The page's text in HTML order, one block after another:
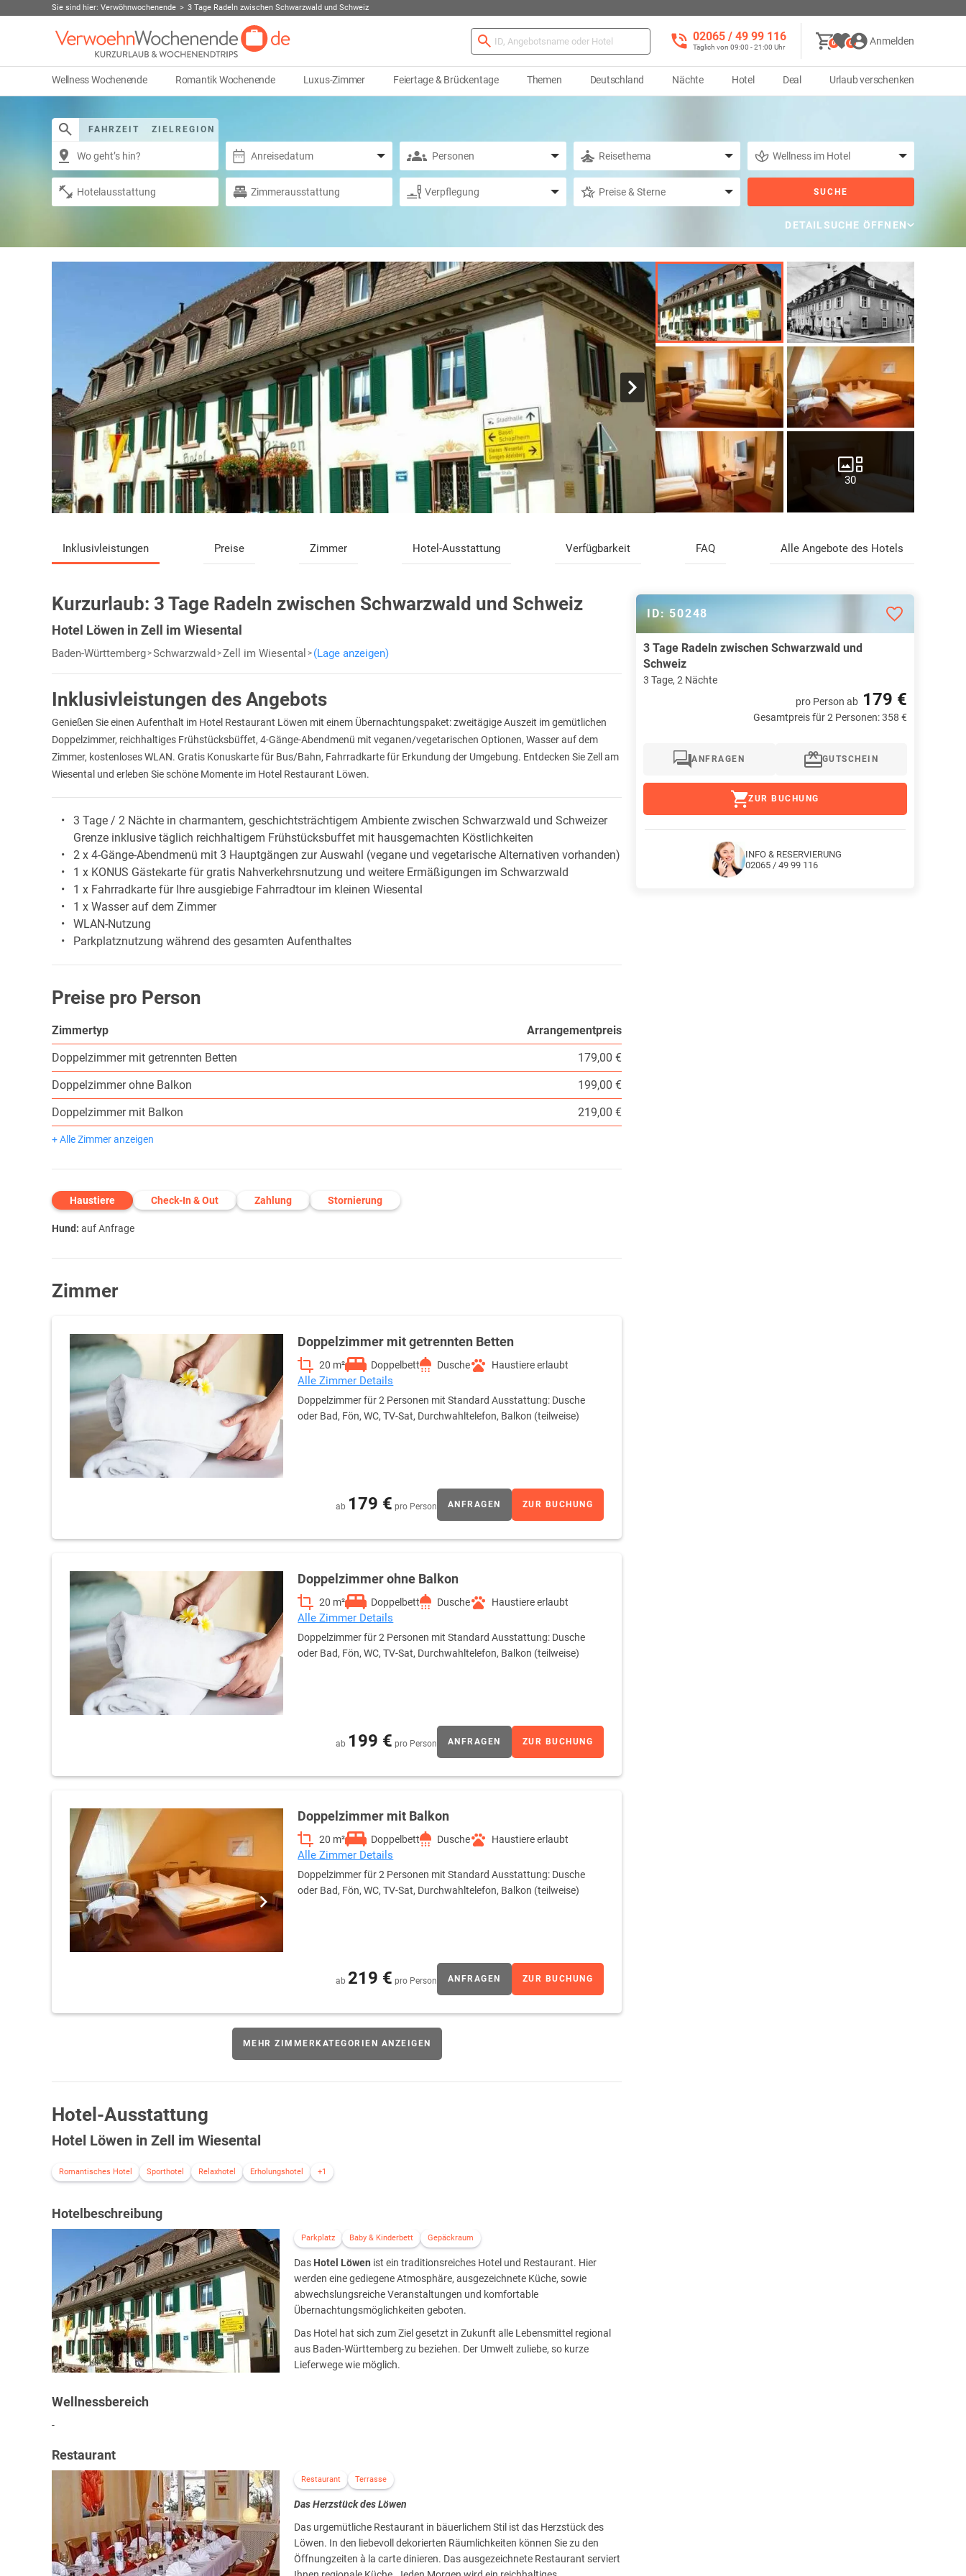
Sie sind hier: Verwöhnwochenende 3 Tage Radeln zwischen Schwarzwald und Schweiz
02065 / 49 ‌99 116
Täglich von 09:00 - 21:00 Uhr
0 0 Anmelden
Wellness Wochenende Romantik Wochenende Luxus-Zimmer Feiertage & Brückentage Themen Deutschland Nächte Hotel Deal Urlaub verschenken
FAHRZEIT ZIELREGION
SUCHE
DETAILSUCHE ÖFFNEN
30
Inklusivleistungen Preise Zimmer Hotel-Ausstattung Verfügbarkeit FAQ Alle Angebote des Hotels
Kurzurlaub: 3 Tage Radeln zwischen Schwarzwald und Schweiz
Hotel Löwen in Zell im Wiesental
Baden-Württemberg Schwarzwald Zell im Wiesental (Lage anzeigen)
Inklusivleistungen des Angebots
Genießen Sie einen Aufenthalt im Hotel Restaurant Löwen mit einem Übernachtungspaket: zweitägige Auszeit im gemütlichen
Doppelzimmer, reichhaltiges Frühstücksbüffet, 4-Gänge-Abendmenü mit veganen/vegetarischen Optionen, Wasser auf dem
Zimmer, kostenloses WLAN. Gratis Konuskarte für Bus/Bahn, Fahrradkarte für Erkundung der Umgebung. Entdecken Sie Zell am
Wiesental und erleben Sie schöne Momente im Hotel Restaurant Löwen.
3 Tage / 2 Nächte in charmantem, geschichtsträchtigem Ambiente zwischen Schwarzwald und Schweizer
Grenze inklusive täglich reichhaltigem Frühstücksbuffet mit hausgemachten Köstlichkeiten
2 x 4-Gänge-Abendmenü mit 3 Hauptgängen zur Auswahl (vegane und vegetarische Alternativen vorhanden)
1 x KONUS Gästekarte für gratis Nahverkehrsnutzung und weitere Ermäßigungen im Schwarzwald
1 x Fahrradkarte für Ihre ausgiebige Fahrradtour im kleinen Wiesental
1 x Wasser auf dem Zimmer
WLAN-Nutzung
Parkplatznutzung während des gesamten Aufenthaltes
Preise pro Person
Zimmertyp
Arrangementpreis
Doppelzimmer mit getrennten Betten
179,00 €
Doppelzimmer ohne Balkon
199,00 €
Doppelzimmer mit Balkon
219,00 €
+ Alle Zimmer anzeigen
Haustiere Check-In & Out Zahlung Stornierung
Hund: auf Anfrage
Zimmer
Doppelzimmer mit getrennten Betten
20 m² Doppelbett Dusche Haustiere erlaubt
Alle Zimmer Details
Doppelzimmer für 2 Personen mit Standard Ausstattung: Dusche
oder Bad, Fön, WC, TV-Sat, Durchwahltelefon, Balkon (teilweise)
ab 179 € pro Person ANFRAGEN ZUR BUCHUNG
Doppelzimmer ohne Balkon
20 m² Doppelbett Dusche Haustiere erlaubt
Alle Zimmer Details
Doppelzimmer für 2 Personen mit Standard Ausstattung: Dusche
oder Bad, Fön, WC, TV-Sat, Durchwahltelefon, Balkon (teilweise)
ab 199 € pro Person ANFRAGEN ZUR BUCHUNG
Doppelzimmer mit Balkon
20 m² Doppelbett Dusche Haustiere erlaubt
Alle Zimmer Details
Doppelzimmer für 2 Personen mit Standard Ausstattung: Dusche
oder Bad, Fön, WC, TV-Sat, Durchwahltelefon, Balkon (teilweise)
ab 219 € pro Person ANFRAGEN ZUR BUCHUNG
MEHR ZIMMERKATEGORIEN ANZEIGEN
Hotel-Ausstattung
Hotel Löwen in Zell im Wiesental
Romantisches Hotel Sporthotel Relaxhotel Erholungshotel +1
Hotelbeschreibung
Parkplatz Baby & Kinderbett Gepäckraum
Das Hotel Löwen ist ein traditionsreiches Hotel und Restaurant. Hier
werden eine gediegene Atmosphäre, ausgezeichnete Küche, sowie
abwechslungsreiche Veranstaltungen und komfortable
Übernachtungsmöglichkeiten geboten.
Das Hotel hat sich zum Ziel gesetzt in Zukunft alle Lebensmittel regional
aus Baden-Württemberg zu beziehen. Der Umwelt zuliebe, so kurze
Lieferwege wie möglich.
Wellnessbereich
-
Restaurant
Restaurant Terrasse
Das Herzstück des Löwen
Das urgemütliche Restaurant in bäuerlichem Stil ist das Herzstück des
Löwen. In den liebevoll dekorierten Räumlichkeiten können Sie zu den
Öffnungzeiten à la carte dinieren. Das ausgezeichnete Restaurant serviert
ID: 50248
3 Tage Radeln zwischen Schwarzwald und
Schweiz
3 Tage, 2 Nächte
pro Person ab 179 €
Gesamtpreis für 2 Personen: 358 €
ANFRAGEN GUTSCHEIN
ZUR BUCHUNG
INFO & RESERVIERUNG
02065 / 49 99 116